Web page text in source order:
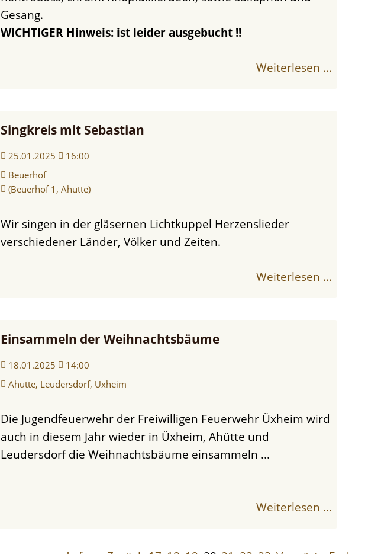
Gesang.
WICHTIGER Hinweis: ist leider ausgebucht !!
Weiterlesen …
Singkreis mit Sebastian
25.01.2025
16:00
Beuerhof
(Beuerhof 1, Ahütte)
Wir singen in der gläsernen Lichtkuppel Herzenslieder
verschiedener Länder, Völker und Zeiten.
Weiterlesen …
Einsammeln der Weihnachtsbäume
18.01.2025
14:00
Ahütte, Leudersdorf, Üxheim
Die Jugendfeuerwehr der Freiwilligen Feuerwehr Üxheim wird
auch in diesem Jahr wieder in Üxheim, Ahütte und
Leudersdorf die Weihnachtsbäume einsammeln ...
Weiterlesen …